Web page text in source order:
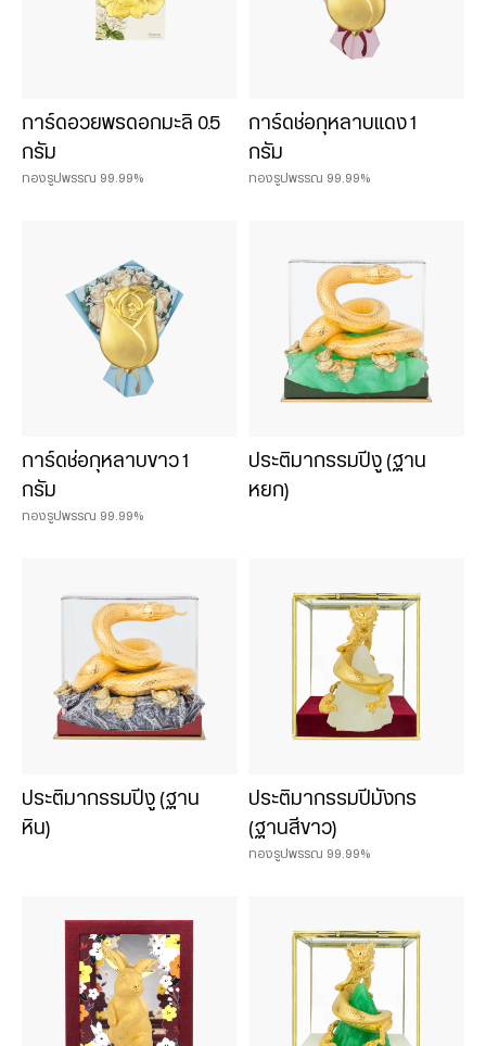
การ์ดอวยพรดอกมะลิ 0.5
กรัม
ทองรูปพรรณ 99.99%
การ์ดช่อกุหลาบแดง 1
กรัม
ทองรูปพรรณ 99.99%
การ์ดช่อกุหลาบขาว 1
กรัม
ทองรูปพรรณ 99.99%
ประติมากรรมปีงู (ฐาน
หยก)
ประติมากรรมปีงู (ฐาน
หิน)
ประติมากรรมปีมังกร
(ฐานสีขาว)
ทองรูปพรรณ 99.99%